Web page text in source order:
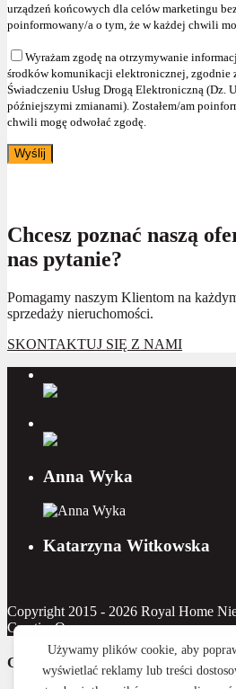
urządzeń końcowych dla celów marketingu
poinformowany/a o tym, że w każdej chwili
Wyrażam zgodę na otrzymywanie
środków komunikacji elektronicznej, zgodnie
Świadczeniu Usług Drogą Elektroniczną (Dz.
późniejszymi zmianami). Zostałem/am
chwili mogę odwołać zgodę.
Chcesz poznać naszą
nas pytanie?
Pomagamy naszym Klientom na
sprzedaży nieruchomości.
SKONTAKTUJ SIĘ Z NAMI
Anna Wyka
Katarzyna Witkowska
Copyright 2015 - 2026 Royal Home
CreativeOne
Contact Us